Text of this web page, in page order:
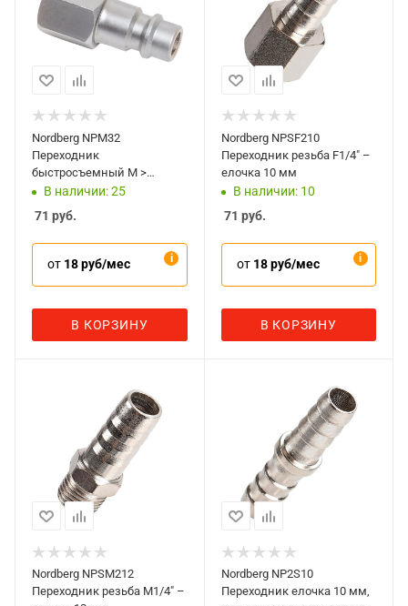
Nordberg NPM32
Переходник
быстросъемный M >
резьба F1/4"
В наличии: 25
71 руб.
от 18 руб/мес
В КОРЗИНУ
Nordberg NPSF210
Переходник резьба F1/4" –
елочка 10 мм
В наличии: 10
71 руб.
от 18 руб/мес
В КОРЗИНУ
Nordberg NPSM212
Переходник резьба M1/4" –
Nordberg NP2S10
Переходник елочка 10 мм,